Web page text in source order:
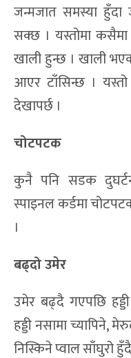
जन्मजात समस्या हुँदा
सक्छ । यस्तोमा
खाली हुन्छ । खाली
आएर टाँसिन्छ ।
देखापर्छ ।
चोटपटक
कुनै पनि सडक
स्पाइनल कर्डमा
।
बढ्दो उमेर
उमेर बढ्दै गएपछि
हड्डी नसामा च्यापिने,
निस्किने प्वाल